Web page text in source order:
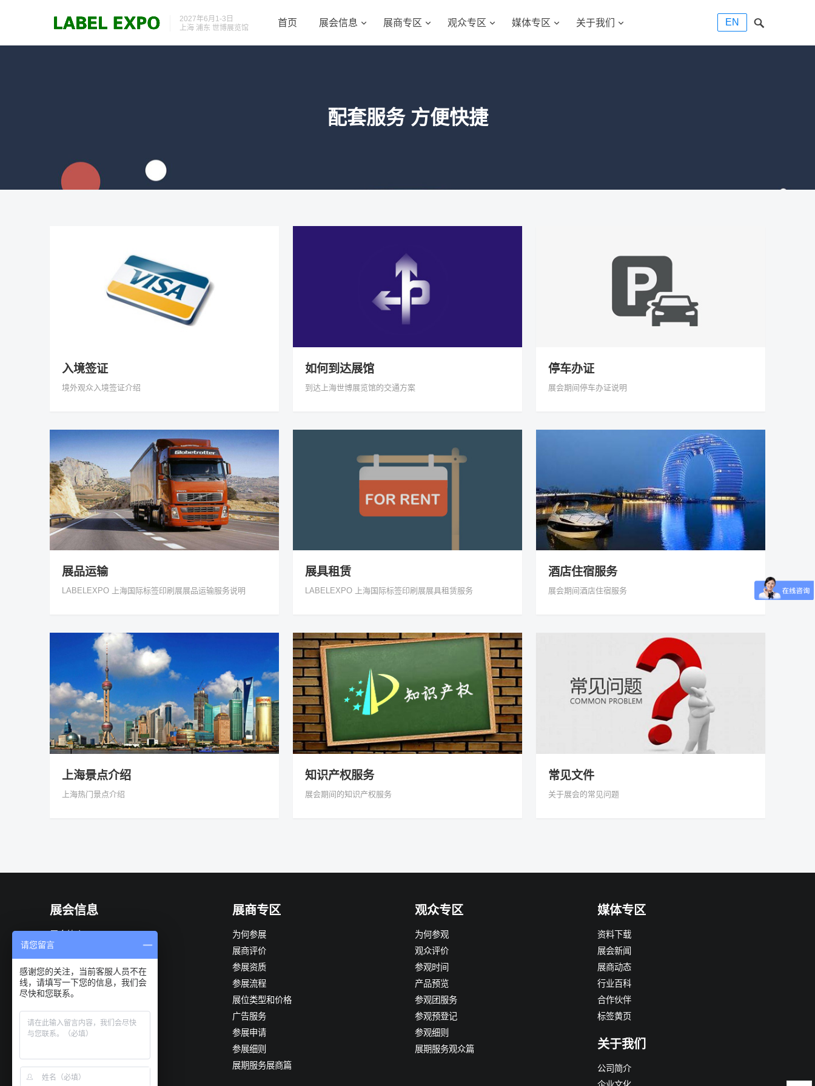
2027年6月1-3日
上海 浦东 世博展览馆
首页 展会信息 展商专区 观众专区 媒体专区 关于我们 EN
配套服务 方便快捷
入境签证
境外观众入境签证介绍
如何到达展馆
到达上海世博展览馆的交通方案
停车办证
展会期间停车办证说明
展品运输
LABELEXPO 上海国际标签印刷展展品运输服务说明
展具租赁
LABELEXPO 上海国际标签印刷展展具租赁服务
酒店住宿服务
展会期间酒店住宿服务
上海景点介绍
上海热门景点介绍
知识产权服务
展会期间的知识产权服务
常见文件
关于展会的常见问题
展会信息
组织机构
展会优势
观众构成
展会日程
推荐供应商
往届图片
数据统计
展商专区
为何参展
展商评价
参展资质
参展流程
展位类型和价格
广告服务
参展申请
参展细则
展期服务展商篇
观众专区
为何参观
观众评价
参观时间
产品预览
参观团服务
参观预登记
参观细则
展期服务观众篇
媒体专区
资料下载
展会新闻
展商动态
行业百科
合作伙伴
标签黄页
关于我们
公司简介
请您留言
感谢您的关注，当前客服人员不在
线，请填写一下您的信息，我们会
尽快和您联系。